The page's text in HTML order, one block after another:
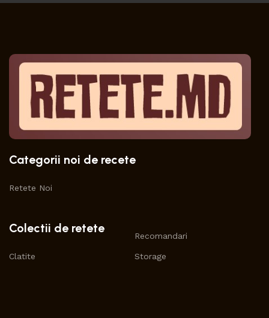
Categorii noi de recete
Retete Noi
Colectii de retete
Clatite
Recomandari
Storage